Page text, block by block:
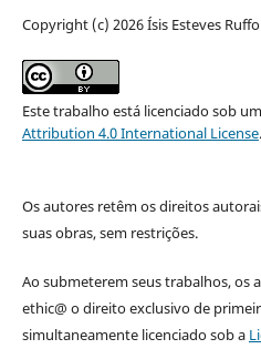
Copyright (c) 2026 Ísis Esteves Ruffo
Este trabalho está licenciado sob
Attribution 4.0 International License.
Os autores retêm os direitos
suas obras, sem restrições.
Ao submeterem seus trabalhos, os
ethic@ o direito exclusivo de
simultaneamente licenciado sob a